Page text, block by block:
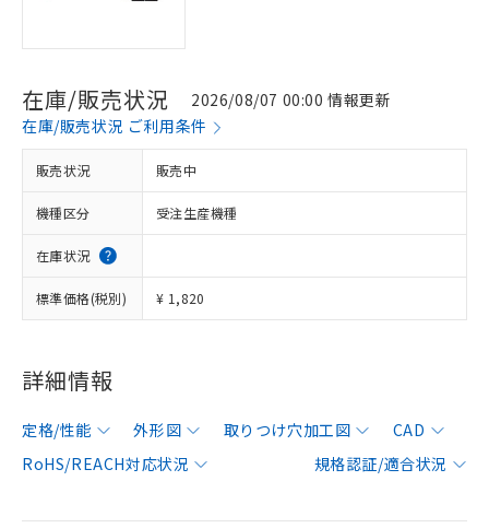
在庫/販売状況
2026/08/07 00:00 情報更新
在庫/販売状況 ご利用条件
販売状況 販売中
機種区分 受注生産機種
在庫状況
標準価格(税別) ¥ 1,820
詳細情報
定格/性能 外形図 取りつけ穴加工図
CAD
RoHS/REACH対応状況
規格認証/適合状況